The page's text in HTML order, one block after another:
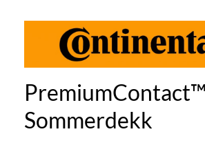
Sommerdekk